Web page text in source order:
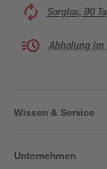
Sorglos, 90
Abholung im
Wissen & Service
Unternehmen